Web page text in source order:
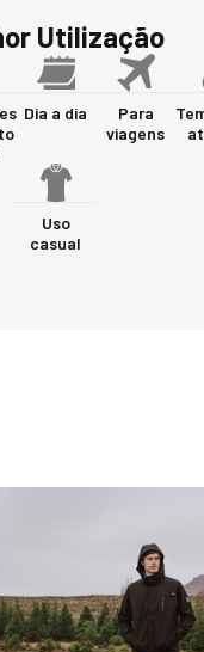
Utilização
Dia a dia
Para
viagens
Uso
casual